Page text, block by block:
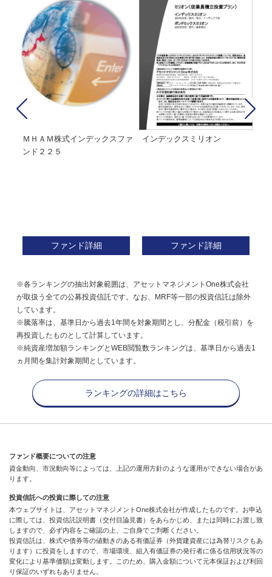
ＭＨＡＭ株式インデックスファ
ンド２２５
ファンド詳細
インデックスミリオン
ファンド詳細
※各ランキングの抽出対象範囲は、アセットマネジメントOne株式会社
が取扱う全ての公募投資信託です。なお、MRF等一部の投資信託は除外
しています。
※騰落率は、基準日から過去1年間を対象期間とし、分配金（税引前）を
再投資したものとして計算しています。
※純資産増加額ランキングとWEB閲覧数ランキングは、基準日から過去1
ヵ月間を集計対象期間としています。
ランキングの詳細はこちら
ファンド概要についての注意
資金動向、市況動向等によっては、上記の運用方針のような運用ができない場合があ
ります。
投資信託への投資に際しての注意
本ウェブサイトは、アセットマネジメントOne株式会社が作成したものです。お申込
に際しては、投資信託説明書（交付目論見書）をあらかじめ、または同時にお渡し致
しますので、必ず内容をご確認の上、ご自身でご判断ください。
投資信託は、株式や債券等の値動きのある有価証券（外貨建資産には為替リスクもあ
ります）に投資をしますので、市場環境、組入有価証券の発行者に係る信用状況等の
変化により基準価額は変動します。このため、購入金額について元本保証および利回
り保証のいずれもありません。